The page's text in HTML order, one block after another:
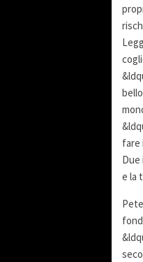
fare
Due
e la